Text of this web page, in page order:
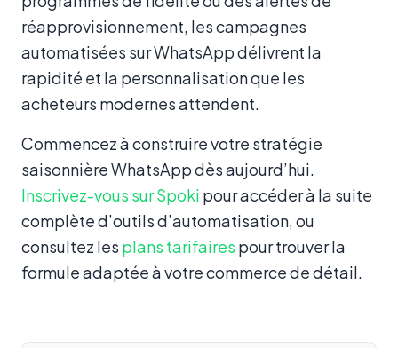
réapprovisionnement, les campagnes
automatisées sur WhatsApp délivrent la
rapidité et la personnalisation que les
acheteurs modernes attendent.
Commencez à construire votre stratégie
saisonnière WhatsApp dès aujourd’hui.
Inscrivez-vous sur Spoki pour accéder à la suite
complète d’outils d’automatisation, ou
consultez les plans tarifaires pour trouver la
formule adaptée à votre commerce de détail.